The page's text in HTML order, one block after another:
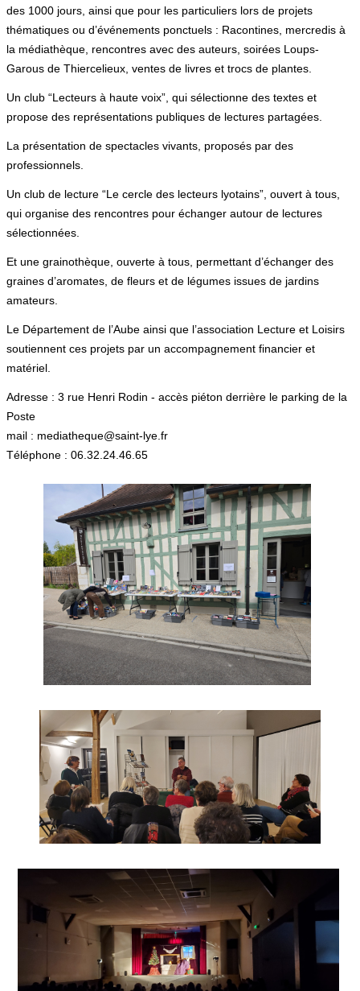
des 1000 jours, ainsi que pour les particuliers lors de projets
thématiques ou d’événements ponctuels : Racontines, mercredis à
la médiathèque, rencontres avec des auteurs, soirées Loups-
Garous de Thiercelieux, ventes de livres et trocs de plantes.
Un club “Lecteurs à haute voix”, qui sélectionne des textes et
propose des représentations publiques de lectures partagées.
La présentation de spectacles vivants, proposés par des
professionnels.
Un club de lecture “Le cercle des lecteurs lyotains”, ouvert à tous,
qui organise des rencontres pour échanger autour de lectures
sélectionnées.
Et une grainothèque, ouverte à tous, permettant d’échanger des
graines d’aromates, de fleurs et de légumes issues de jardins
amateurs.
Le Département de l’Aube ainsi que l’association Lecture et Loisirs
soutiennent ces projets par un accompagnement financier et
matériel.
Adresse : 3 rue Henri Rodin - accès piéton derrière le parking de la
Poste
mail : mediatheque@saint-lye.fr
Téléphone : 06.32.24.46.65